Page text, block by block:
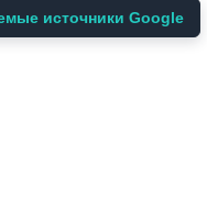
источники Google